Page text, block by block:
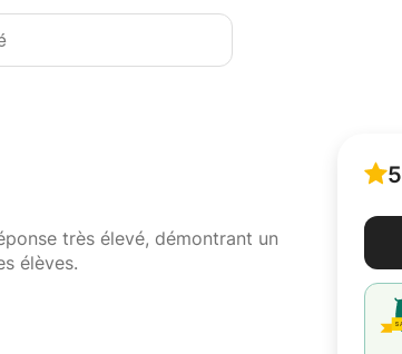
très élevé, démontrant un
élèves.
5